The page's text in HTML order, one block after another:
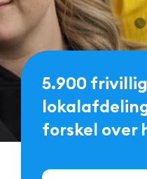
5.900
forskel over